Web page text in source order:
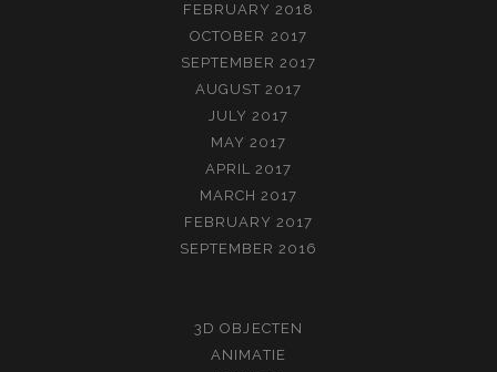
FEBRUARY 2018
OCTOBER 2017
SEPTEMBER 2017
AUGUST 2017
JULY 2017
MAY 2017
APRIL 2017
MARCH 2017
FEBRUARY 2017
SEPTEMBER 2016
3D OBJECTEN
ANIMATIE